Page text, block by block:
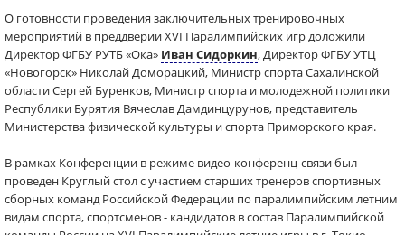
О готовности проведения заключительных тренировочных
мероприятий в преддверии XVI Паралимпийских игр доложили
Директор ФГБУ РУТБ «Ока» Иван Сидоркин, Директор ФГБУ УТЦ
«Новогорск» Николай Доморацкий, Министр спорта Сахалинской
области Сергей Буренков, Министр спорта и молодежной политики
Республики Бурятия Вячеслав Дамдинцурунов, представитель
Министерства физической культуры и спорта Приморского края.
В рамках Конференции в режиме видео-конференц-связи был
проведен Круглый стол с участием старших тренеров спортивных
сборных команд Российской Федерации по паралимпийским летним
видам спорта, спортсменов - кандидатов в состав Паралимпийской